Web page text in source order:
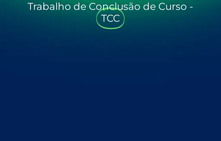
Trabalho de Conclusão de Curso -
TCC